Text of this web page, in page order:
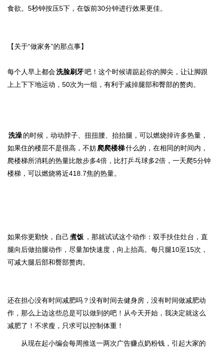
食欲。5秒钟按压5下，在饭前30分钟进行效果更佳。
【关于“做家务”的那点事】
每个人早上都会洗脸刷牙吧！这个时候请踮起你的脚尖，让让脚跟
上上下下地运动，50次为一组，有利于减掉腿部和臀部的赘肉。
洗澡的时候，动动脖子、扭扭腰、抬抬腿，可以燃烧掉许多热量，
如果住的楼层不是很高，不妨爬爬楼梯什么的，在相同的时间内，
爬楼梯所消耗的热量比散步多4倍，比打乒乓球多2倍，一天爬5分钟
楼梯，可以燃烧将近418.7焦的热量。
如果你更勤快，自己煮饭 ，那就试试这个动作：双手扶住灶台，直
腿向后做抬腿动作，尽量加快速度，向上抬高。每只腿10至15次，
可减大腿后部和臀部赘肉。
还在担心没有时间减肥吗？没有时间去健身房，没有时间做减肥动
作，那么上边这些总是可以做到的吧！从今天开始，我决定就这么
减肥了！不求瘦，只求可以控制体重！
从现在起小编会每周推送一两次广告赚点奶粉钱，引起大家的